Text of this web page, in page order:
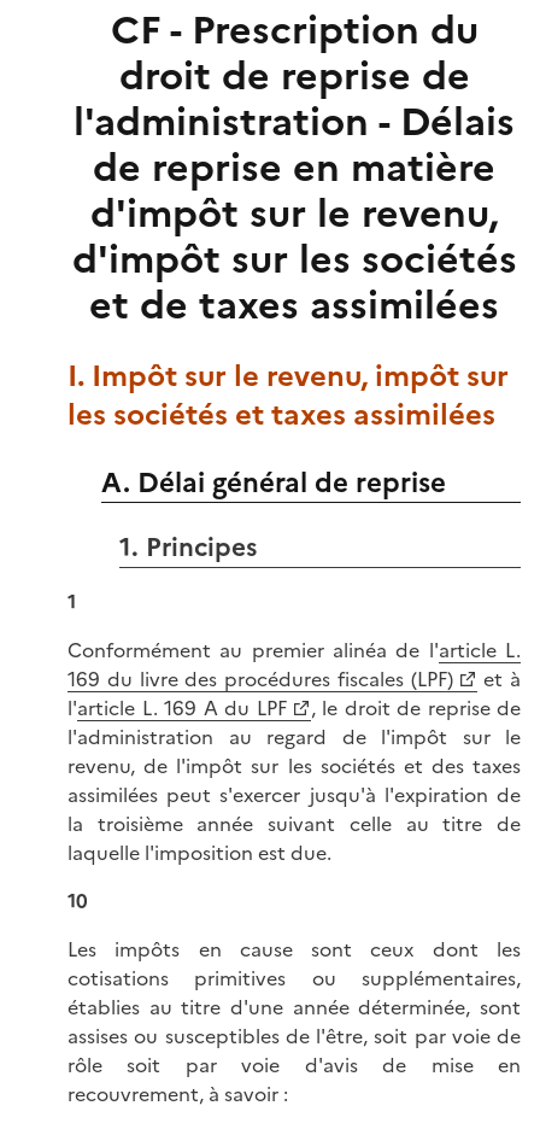
CF - Prescription du
droit de reprise de
l'administration - Délais
de reprise en matière
d'impôt sur le revenu,
d'impôt sur les sociétés
et de taxes assimilées
I. Impôt sur le revenu, impôt sur
les sociétés et taxes assimilées
A. Délai général de reprise
1. Principes
1
Conformément au premier alinéa de l'article L.
169 du livre des procédures fiscales (LPF)
et à
l'article L. 169 A du LPF
, le droit de reprise de
l'administration au regard de l'impôt sur le
revenu, de l'impôt sur les sociétés et des taxes
assimilées peut s'exercer jusqu'à l'expiration de
la troisième année suivant celle au titre de
laquelle l'imposition est due.
10
Les impôts en cause sont ceux dont les
cotisations primitives ou supplémentaires,
établies au titre d'une année déterminée, sont
assises ou susceptibles de l'être, soit par voie de
rôle soit par voie d'avis de mise en
recouvrement, à savoir :